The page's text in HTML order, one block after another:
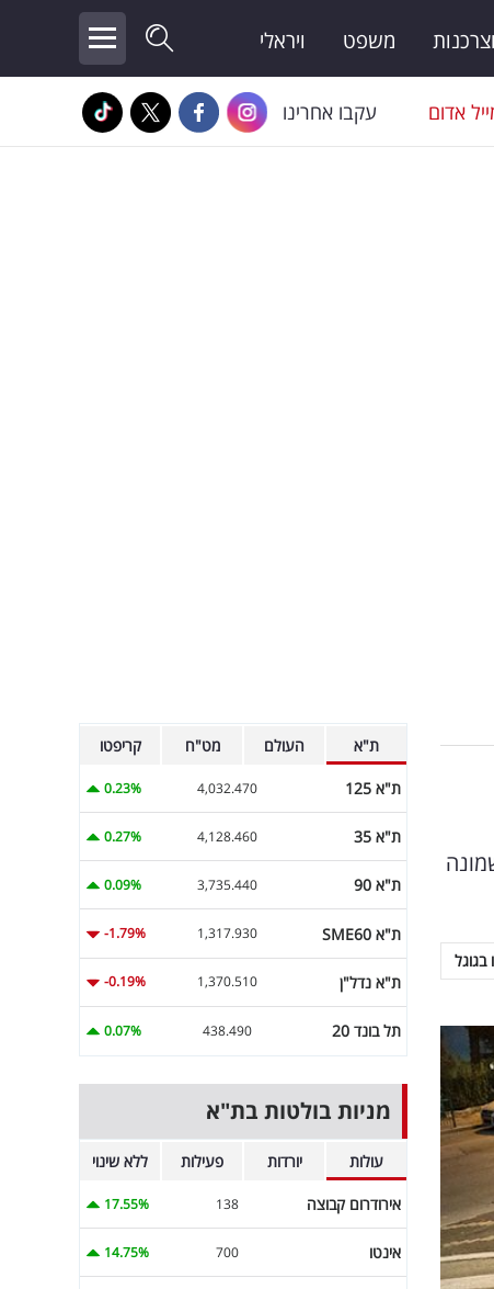
משפט ויראלי
אדום עקבו אחרינו
בגוגל
ת"א העולם מט"ח קריפטו
ת"א 125 4,032.470
0.23%
ת"א 35 4,128.460
0.27%
ת"א 90 3,735.440
0.09%
ת"א SME60 1,317.930
-1.79%
ת"א נדל"ן 1,370.510
-0.19%
תל בונד 20 438.490
0.07%
מניות בולטות בת"א
עולות יורדות פעילות ללא שינוי
אירודרום קבוצה 138
17.55%
אינטו 700
14.75%